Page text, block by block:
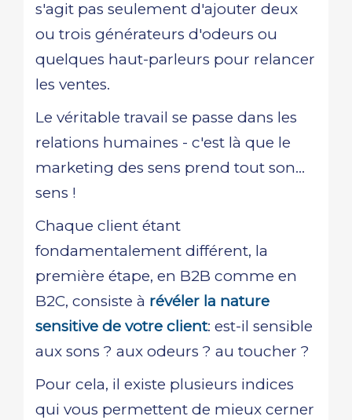
s'agit pas seulement d'ajouter deux
ou trois générateurs d'odeurs ou
quelques haut-parleurs pour relancer
les ventes.
Le véritable travail se passe dans les
relations humaines - c'est là que le
marketing des sens prend tout son...
sens !
Chaque client étant
fondamentalement différent, la
première étape, en B2B comme en
B2C, consiste à révéler la nature
sensitive de votre client: est-il sensible
aux sons ? aux odeurs ? au toucher ?
Pour cela, il existe plusieurs indices
qui vous permettent de mieux cerner